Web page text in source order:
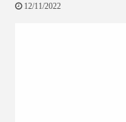
12/11/2022